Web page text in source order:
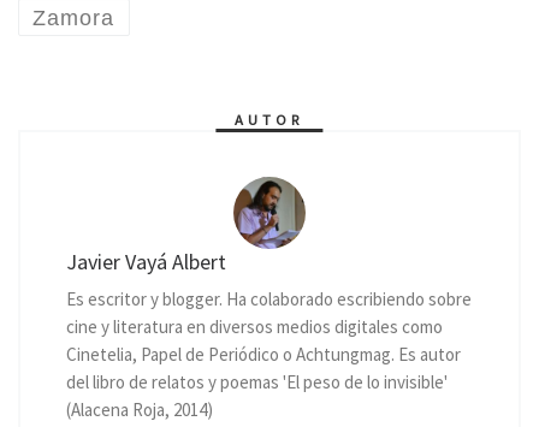
Zamora
AUTOR
Javier Vayá Albert
Es escritor y blogger. Ha colaborado escribiendo sobre
cine y literatura en diversos medios digitales como
Cinetelia, Papel de Periódico o Achtungmag. Es autor
del libro de relatos y poemas 'El peso de lo invisible'
(Alacena Roja, 2014)